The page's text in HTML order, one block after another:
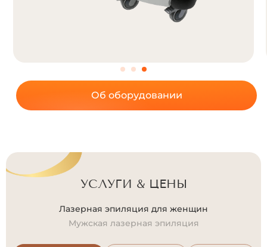
Об оборудовании
УСЛУГИ & ЦЕНЫ
Лазерная эпиляция для женщин
Мужская лазерная эпиляция
t